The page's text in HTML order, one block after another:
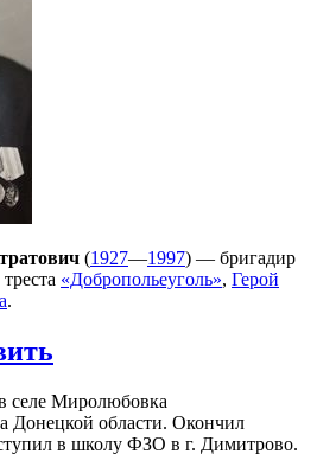
(1927—1997) — бригадир
треста «Добропольеуголь», Герой
.
селе Миролюбовка
Донецкой области. Окончил
в школу ФЗО в г. Димитрово.